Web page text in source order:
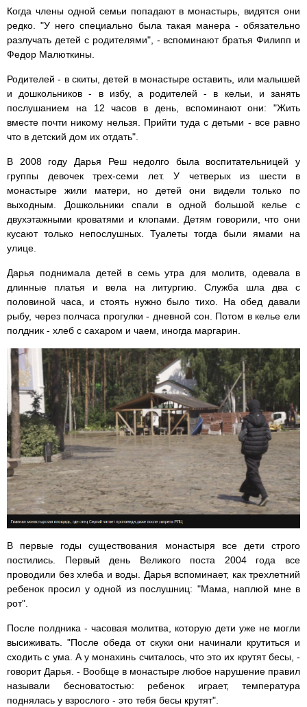
Когда члены одной семьи попадают в монастырь, видятся они
редко. "У него специально была такая манера - обязательно
разлучать детей с родителями", - вспоминают братья Филипп и
Федор Малюткины.
Родителей - в скиты, детей в монастыре оставить, или малышей
и дошкольников - в избу, а родителей - в кельи, и занять
послушанием на 12 часов в день, вспоминают они: "Жить
вместе почти никому нельзя. Прийти туда с детьми - все равно
что в детский дом их отдать".
В 2008 году Дарья Реш недолго была воспитательницей у
группы девочек трех-семи лет. У четверых из шести в
монастыре жили матери, но детей они видели только по
выходным. Дошкольники спали в одной большой келье с
двухэтажными кроватями и клопами. Детям говорили, что они
кусают только непослушных. Туалеты тогда были ямами на
улице.
Дарья поднимала детей в семь утра для молитв, одевала в
длинные платья и вела на литургию. Служба шла два с
половиной часа, и стоять нужно было тихо. На обед давали
рыбу, через полчаса прогулки - дневной сон. Потом в келье ели
полдник - хлеб с сахаром и чаем, иногда маргарин.
В первые годы существования монастыря все дети строго
постились. Первый день Великого поста 2004 года все
проводили без хлеба и воды. Дарья вспоминает, как трехлетний
ребенок просил у одной из послушниц: "Мама, наплюй мне в
рот".
После полдника - часовая молитва, которую дети уже не могли
высиживать. "После обеда от скуки они начинали крутиться и
сходить с ума. А у монахинь считалось, что это их крутят бесы, -
говорит Дарья. - Вообще в монастыре любое нарушение правил
называли бесноватостью: ребенок играет, температура
поднялась у взрослого - это тебя бесы крутят".